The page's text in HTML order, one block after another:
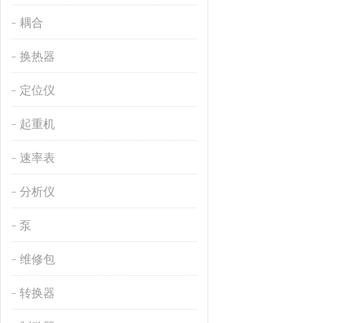
耦合
换热器
定位仪
起重机
速率表
分析仪
泵
维修包
转换器